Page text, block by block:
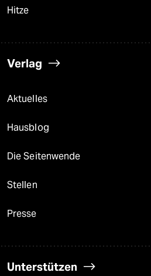
Hitze
Verlag
Aktuelles
Hausblog
Die Seitenwende
Stellen
Presse
Unterstützen